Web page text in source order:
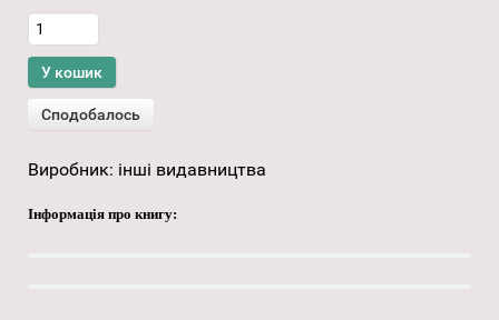
Виробник: інші видавництва
Інформація про книгу: